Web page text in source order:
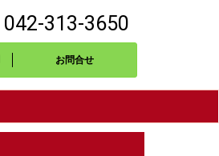
042-313-3650
お問合せ